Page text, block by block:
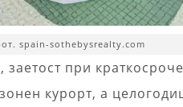
spain-sothebysrealty.com
заетост при
курорт, а